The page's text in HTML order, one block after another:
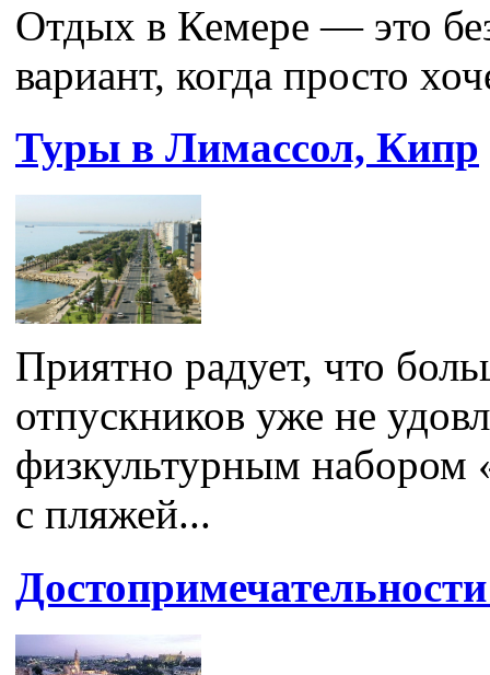
Отдых в Кемере — это
вариант, когда просто
Туры в Лимассол, Кипр
Приятно радует, что
отпускников уже не
физкультурным набором
с пляжей...